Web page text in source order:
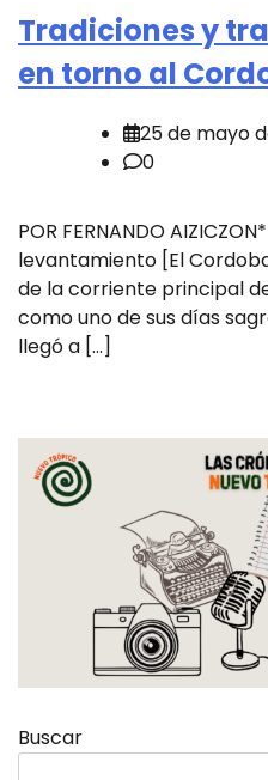
Tradiciones y
en torno al
25 de mayo
0
POR FERNANDO
levantamiento [El
de la corriente principal
como uno de sus días
llegó a […]
Buscar